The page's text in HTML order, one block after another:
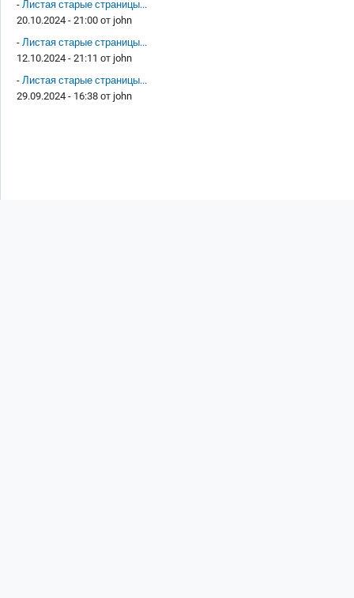
- Листая старые страницы...
20.10.2024 - 21:00 от john
- Листая старые страницы...
12.10.2024 - 21:11 от john
- Листая старые страницы...
29.09.2024 - 16:38 от john